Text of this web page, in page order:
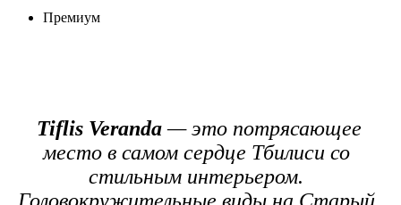
Премиум
Tiflis Veranda— это потрясающее
место в самом сердце Тбилиси со
стильным интерьером.
Головокружительные виды на Старый